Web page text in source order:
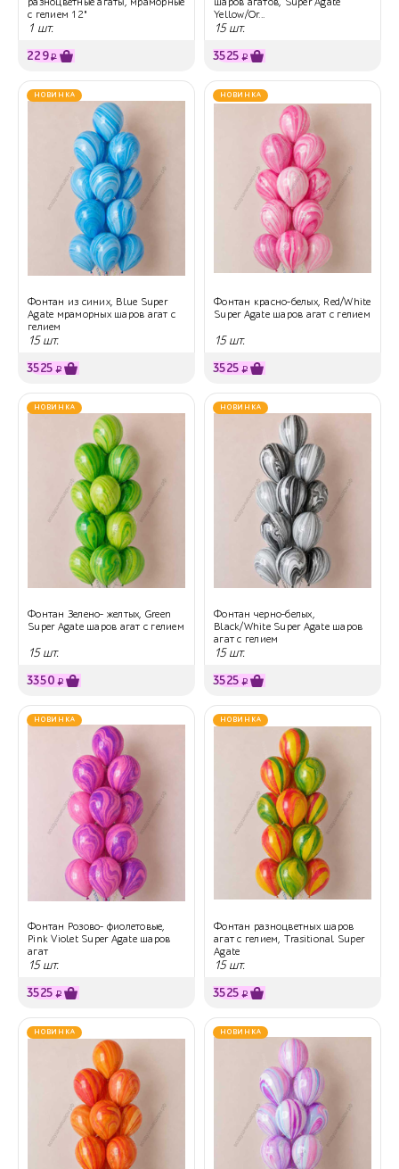
с гелием 12"
1 шт.
229₽
Yellow/Or...
15 шт.
3525 ₽
НОВИНКА
Фонтан из синих, Blue Super
Agate мраморных шаров агат с
гелием
15 шт.
3525 ₽
НОВИНКА
Фонтан красно-белых, Red/White
Super Agate шаров агат с гелием
15 шт.
3525 ₽
НОВИНКА
Фонтан Зелено- желтых, Green
Super Agate шаров агат с гелием
15 шт.
3350 ₽
НОВИНКА
Фонтан черно-белых,
Black/White Super Agate шаров
агат с гелием
15 шт.
3525 ₽
НОВИНКА
Фонтан Розово- фиолетовые,
Pink Violet Super Agate шаров
агат
15 шт.
3525 ₽
НОВИНКА
Фонтан разноцветных шаров
агат с гелием, Trasitional Super
Agate
15 шт.
3525 ₽
НОВИНКА НОВИНКА